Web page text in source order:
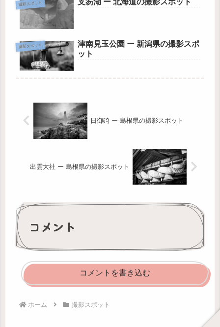
撮影スポット 支笏湖 ー 北海道の撮影スポット
撮影スポット
津南見玉公園 ー 新潟県の撮影スポ
ット
日御碕 ー 島根県の撮影スポット
出雲大社 ー 島根県の撮影スポット
コメント
コメントを書き込む
ホーム 撮影スポット